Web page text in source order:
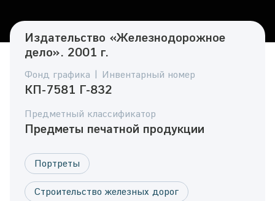
Издательство «Железнодорожное
дело». 2001 г.
Фонд графика | Инвентарный номер
КП-7581 Г-832
Предметный классификатор
Предметы печатной продукции
Портреты
Строительство железных дорог